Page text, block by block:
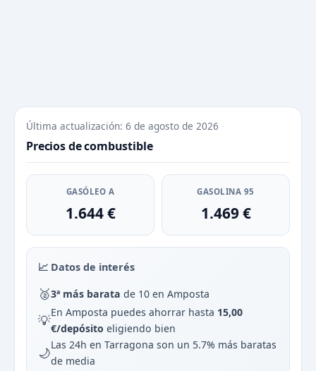
Última actualización: 6 de agosto de 2026
Precios de combustible
GASÓLEO A
1.644 €
GASOLINA 95
1.469 €
📈 Datos de interés
🥈3ª más barata de 10 en Amposta
💡En Amposta puedes ahorrar hasta 15,00
€/depósito eligiendo bien
🌙Las 24h en Tarragona son un 5.7% más baratas
de media